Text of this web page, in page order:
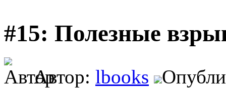
#15: Полезные
Автор: lbooks